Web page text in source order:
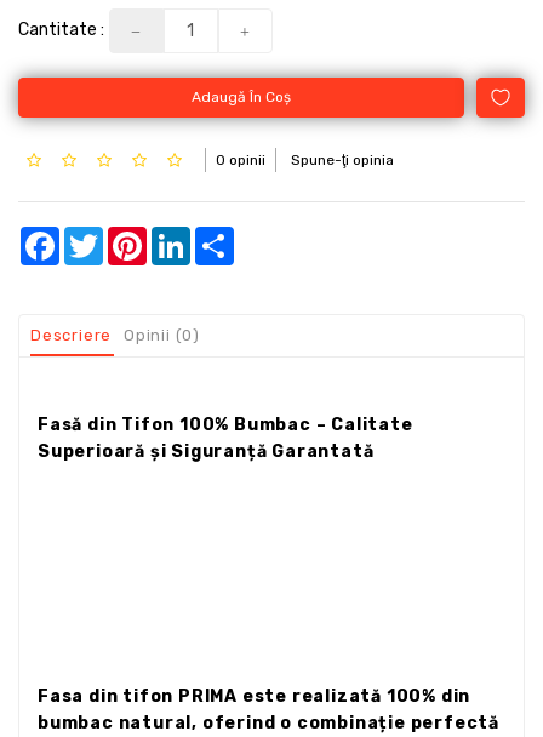
Cantitate :
Adaugă În Coş
0 opinii Spune-ţi opinia
Facebook
TwitterPinterestLinkedIn
Descriere Opinii (0)
Fasă din Tifon 100% Bumbac – Calitate
Superioară și Siguranță Garantată
Fasa din tifon PRIMA este realizată 100% din
bumbac natural, oferind o combinație perfectă